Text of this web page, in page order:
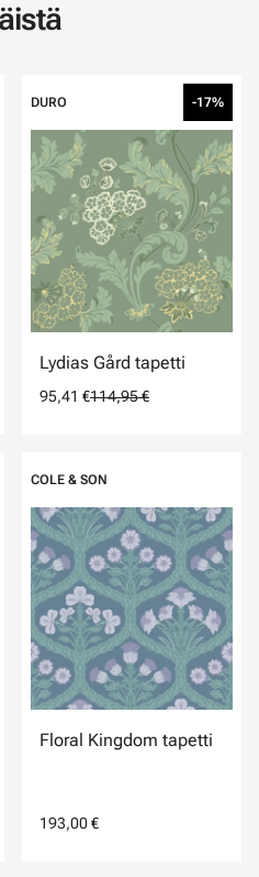
DURO -17%
Lydias Gård tapetti
95,41 €114,95 €
COLE & SON
Floral Kingdom tapetti
193,00 €